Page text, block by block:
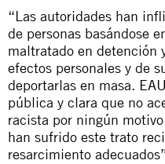
“Las autoridades han
de personas basándose
maltratado en detención
efectos personales y de
deportarlas en masa.
pública y clara que no
racista por ningún
han sufrido este trato
resarcimiento